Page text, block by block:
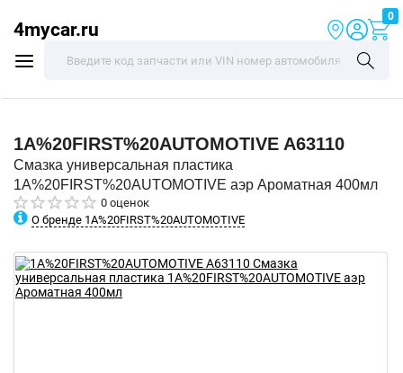
4mycar.ru
0
1A%20FIRST%20AUTOMOTIVE A63110
Смазка универсальная пластика
1A%20FIRST%20AUTOMOTIVE аэр Ароматная 400мл
0 оценок
О бренде 1A%20FIRST%20AUTOMOTIVE